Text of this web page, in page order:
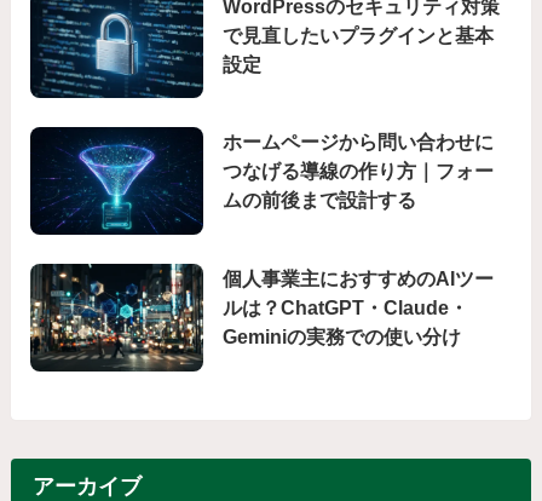
WordPressのセキュリティ対策
で見直したいプラグインと基本
設定
ホームページから問い合わせに
つなげる導線の作り方｜フォー
ムの前後まで設計する
個人事業主におすすめのAIツー
ルは？ChatGPT・Claude・
Geminiの実務での使い分け
アーカイブ